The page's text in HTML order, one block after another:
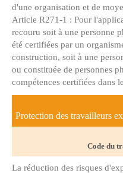
d'une organisation et de
Article R271-1 : Pour
recouru soit à une personne
été certifiées par un
construction, soit à une
ou constituée de personnes
compétences certifiées dans
Protection des travailleurs
Code du
La réduction des risques